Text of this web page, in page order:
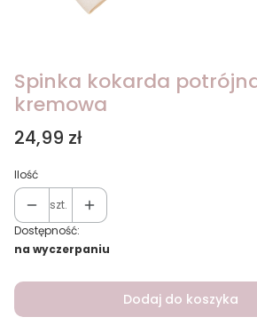
Spinka kokarda
kremowa
Cena
24,99 zł
Ilość
szt.
Dostępność:
na wyczerpaniu
Dodaj do koszyka